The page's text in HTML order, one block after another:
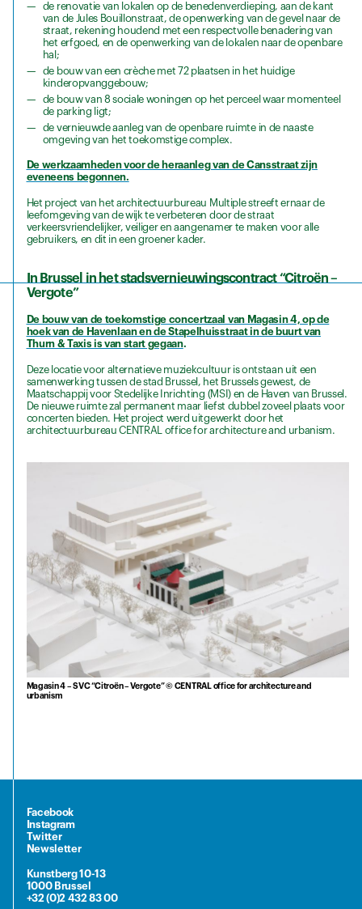
de renovatie van lokalen op de benedenverdieping, aan de kant
van de Jules Bouillonstraat, de openwerking van de gevel naar de
straat, rekening houdend met een respectvolle benadering van
het erfgoed, en de openwerking van de lokalen naar de openbare
hal;
de bouw van een crèche met 72 plaatsen in het huidige
kinderopvanggebouw;
de bouw van 8 sociale woningen op het perceel waar momenteel
de parking ligt;
de vernieuwde aanleg van de openbare ruimte in de naaste
omgeving van het toekomstige complex.
De werkzaamheden voor de heraanleg van de Cansstraat zijn
eveneens begonnen.
Het project van het architectuurbureau Multiple streeft ernaar de
leefomgeving van de wijk te verbeteren door de straat
verkeersvriendelijker, veiliger en aangenamer te maken voor alle
gebruikers, en dit in een groener kader.
In Brussel in het stadsvernieuwingscontract “Citroën –
Vergote”
De bouw van de toekomstige concertzaal van Magasin 4, op de
hoek van de Havenlaan en de Stapelhuisstraat in de buurt van
Thurn & Taxis is van start gegaan.
Deze locatie voor alternatieve muziekcultuur is ontstaan uit een
samenwerking tussen de stad Brussel, het Brussels gewest, de
Maatschappij voor Stedelijke Inrichting (MSI) en de Haven van Brussel.
De nieuwe ruimte zal permanent maar liefst dubbel zoveel plaats voor
concerten bieden. Het project werd uitgewerkt door het
architectuurbureau CENTRAL office for architecture and urbanism.
Magasin 4 – SVC “Citroën – Vergote” © CENTRAL office for architecture and
urbanism
Facebook
Instagram
Twitter
Newsletter
Kunstberg 10-13
1000 Brussel
+32 (0)2 432 83 00